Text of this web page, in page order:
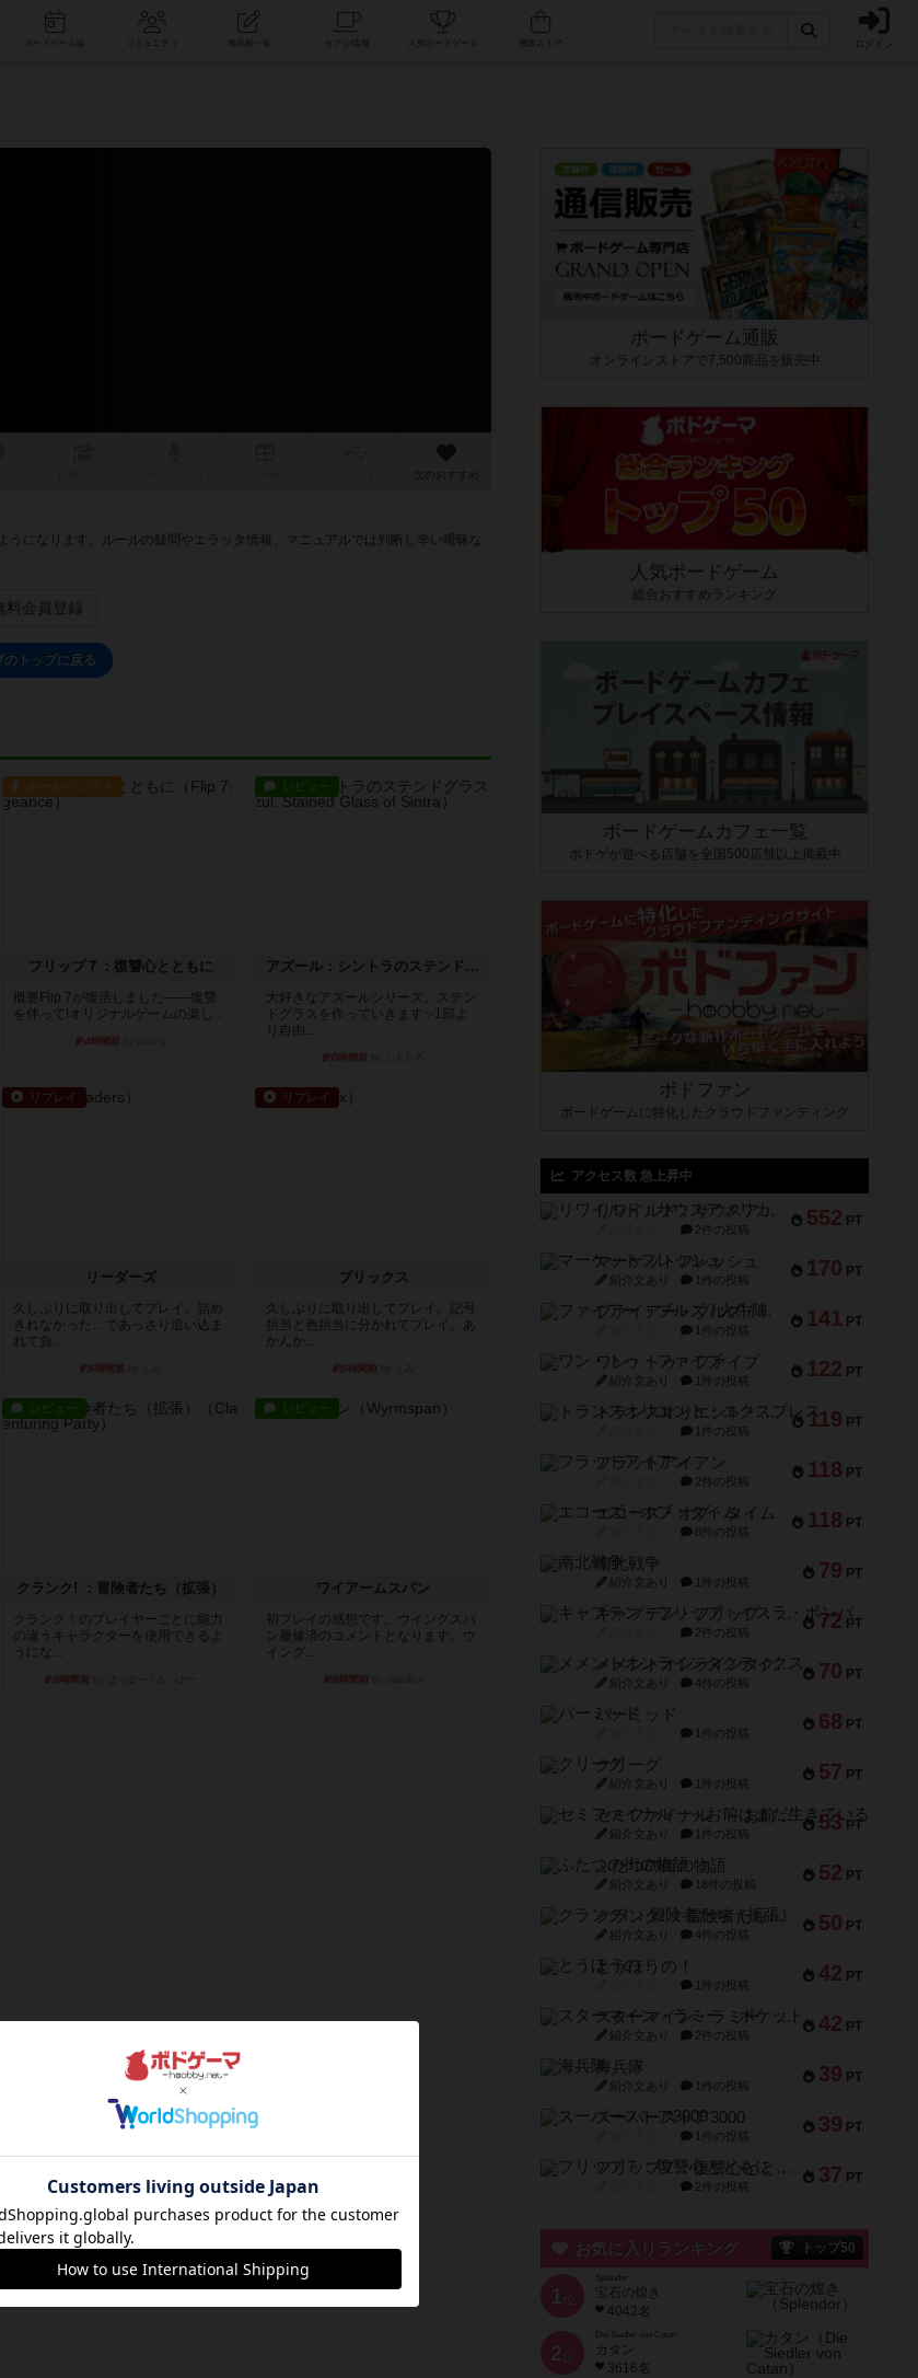
コミュニティ 人気ボードゲーム ログイン
次のおすすめ
になります。ルールの疑問やエラッタ情報、マニュアルでは判断し辛い曖昧な
料会員登録
のトップに戻る
ルール/インスト
フリップ７：復讐心とともに
概要Flip 7が復活しました――復讐
を伴って!オリジナルゲームの楽し...
約4時間前
レビュー
アズール：シントラのステンドグラス
大好きなアズールシリーズ。ステン
ドグラスを作っていきます✨1部よ
り自由...
約5時間前
リプレイ
リーダーズ
久しぶりに取り出してプレイ。詰め
きれなかった…であっさり追い込ま
れて負...
約6時間前
リプレイ
ブリックス
久しぶりに取り出してプレイ。記号
担当と色担当に分かれてプレイ。あ
かんか...
約6時間前
レビュー
クランク! ：冒険者たち（拡張）
クランク！のプレイヤーごとに能力
の違うキャラクターを使用できるよ
うにな...
約8時間前
レビュー
ワイアームスパン
初プレイの感想です。ウイングスパ
ン履修済のコメントとなります。ウ
イング...
約8時間前
ボードゲーム通販
オンラインストアで7,500商品を販売中
人気ボードゲーム
総合おすすめランキング
ボードゲームカフェ一覧
ボドゲが遊べる店舗を全国500店舗以上掲載中
ボドファン
ボードゲームに特化したクラウドファンディング
アクセス数 急上昇中
552 PT
リワイルド：サウスアメリカ
2件の投稿
170 PT
マーケットフレッシュ
紹介文あり 1件の投稿
141 PT
ファイアー・ブルズ / 火牛陣
1件の投稿
122 PT
ワン・トゥ・ファイブ
紹介文あり 1件の投稿
119 PT
トランスオリエント・エクスプレス
1件の投稿
118 PT
フラットアイアン
2件の投稿
118 PT
エコーズ・オブ・タイム
8件の投稿
79 PT
南北戦争
紹介文あり 1件の投稿
72 PT
キャプテン・フリップ：イスラ・ボンバ
2件の投稿
70 PT
メメントオンラインタクティクス
紹介文あり 4件の投稿
68 PT
パーミッド
1件の投稿
57 PT
クリーグ
紹介文あり 1件の投稿
53 PT
セミファイナル ～お前はまだ生きている～
紹介文あり 1件の投稿
52 PT
ふたつの街の物語
紹介文あり 18件の投稿
50 PT
クランク! ：冒険者たち（拡張）
紹介文あり 4件の投稿
42 PT
とうほうの！
1件の投稿
42 PT
スターマイン・ラミー ポケット
紹介文あり 2件の投稿
39 PT
海兵隊
紹介文あり 1件の投稿
39 PT
スーパーストア3000
1件の投稿
37 PT
フリップ７：復讐心とともに
2件の投稿
お気に入りランキング トップ50
1 位
宝石の煌き
4042名
2 位
Die Siedler von Catan
カタン
3616名